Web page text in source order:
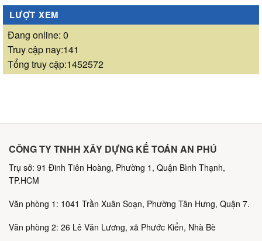
LƯỢT XEM
Đang online: 0
Truy cập nay:141
Tổng truy cập:1452572
CÔNG TY TNHH XÂY DỰNG KẾ TOÁN AN PHÚ
Trụ sở: 91 Đinh Tiên Hoàng, Phường 1, Quận Bình Thạnh,
TP.HCM
Văn phòng 1: 1041 Trần Xuân Soạn, Phường Tân Hưng, Quận 7.
Văn phòng 2: 26 Lê Văn Lương, xã Phước Kiển, Nhà Bè